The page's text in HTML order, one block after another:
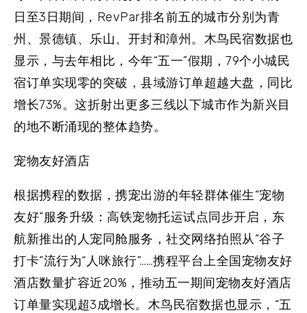
日至3日期间，RevPar排名前五的城市分别为青
州、景德镇、乐山、开封和漳州。木鸟民宿数据也
显示，与去年相比，今年“五一”假期，79个小城民
宿订单实现零的突破，县域游订单超越大盘，同比
增长73%。这折射出更多三线以下城市作为新兴目
的地不断涌现的整体趋势。
宠物友好酒店
根据携程的数据，携宠出游的年轻群体催生“宠物
友好”服务升级：高铁宠物托运试点同步开启，东
航新推出的人宠同舱服务，社交网络拍照从“谷子
打卡”流行为“人咪旅行”……携程平台上全国宠物友好
酒店数量扩容近20%，推动五一期间宠物友好酒店
订单量实现超3成增长。木鸟民宿数据也显示，“五